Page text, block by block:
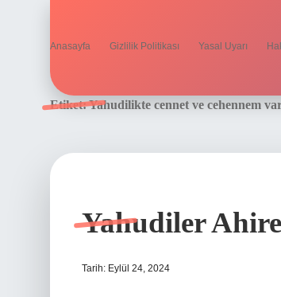
Anasayfa Gizlilik Politikası Yasal Uyarı
Etiket:Yahudilikte cennet ve cehennem
Yahudiler
Tarih: Eylül 24, 2024